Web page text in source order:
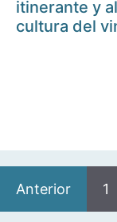
itinerante y
cultura del
Anterior 1